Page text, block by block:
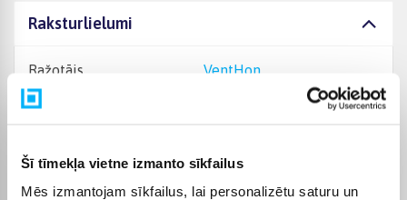
Šī tīmekļa vietne izmanto sīkfailus
Mēs izmantojam sīkfailus, lai personalizētu saturu un
Raksturlielumi
Ražotājs VentHon
Svars, Kg 8.5